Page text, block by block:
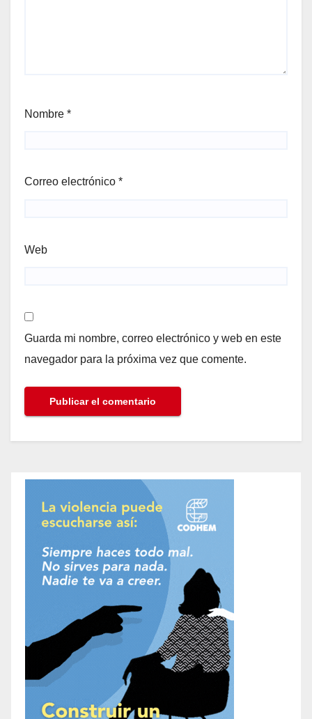
Nombre *
Correo electrónico *
Web
Guarda mi nombre, correo electrónico y web en este
navegador para la próxima vez que comente.